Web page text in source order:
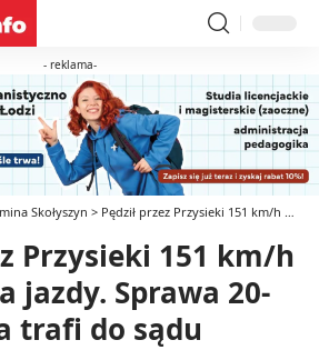
- reklama-
Skołyszyn > Pędził przez Przysieki 151 km/h bez prawa jazdy. Sprawa 20-latka trafi do sądu
Przysieki 151 km/h
jazdy. Sprawa 20-
trafi do sądu